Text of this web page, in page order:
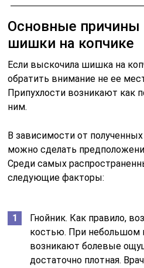
Основные причины
шишки на копчике
Если выскочила шишка на
обратить внимание не ее
Припухлости возникают как
ним.
В зависимости от
можно сделать
Среди самых
следующие факторы:
Гнойник. Как правило,
костью. При небольшом
возникают болевые
достаточно плотная.